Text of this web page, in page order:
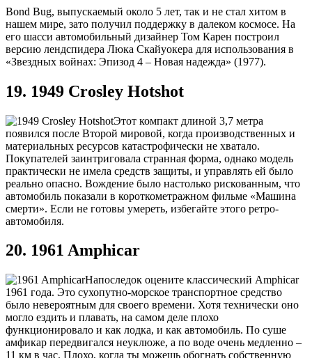
Bond Bug, выпускаемый около 5 лет, так и не стал хитом в
нашем мире, зато получил поддержку в далеком космосе. На
его шасси автомобильный дизайнер Том Карен построил
версию лендспидера Люка Скайуокера для использования в
«Звездных войнах: Эпизод 4 – Новая надежда» (1977).
19. 1949 Crosley Hotshot
Этот компакт длиной 3,7 метра
появился после Второй мировой, когда производственных и
материальных ресурсов катастрофически не хватало.
Покупателей заинтриговала странная форма, однако модель
практически не имела средств защиты, и управлять ей было
реально опасно. Вождение было настолько рискованным, что
автомобиль показали в короткометражном фильме «Машина
смерти». Если не готовы умереть, избегайте этого ретро-
автомобиля.
20. 1961 Amphicar
Напоследок оцените классический Amphicar
1961 года. Это сухопутно-морское транспортное средство
было невероятным для своего времени. Хотя технически оно
могло ездить и плавать, на самом деле плохо
функционировало и как лодка, и как автомобиль. По суше
амфикар передвигался неуклюже, а по воде очень медленно –
11 км в час. Плохо, когда ты можешь обогнать собственную